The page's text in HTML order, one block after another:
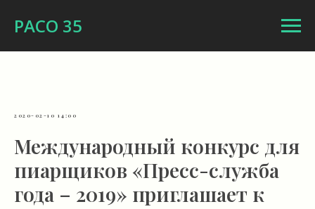
РАСО 35
2020-02-10 14:00
Международный конкурс для
пиарщиков «Пресс-служба
года – 2019» приглашает к